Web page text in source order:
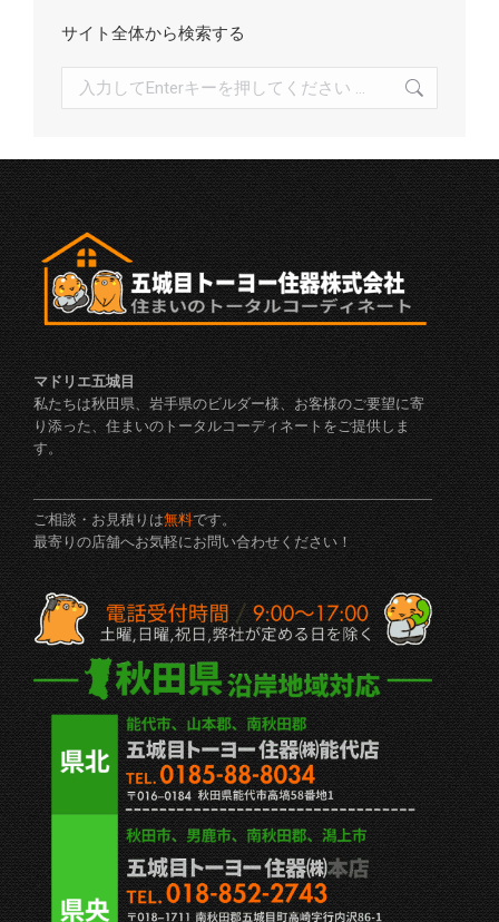
サイト全体から検索する
マドリエ五城目
私たちは秋田県、岩手県のビルダー様、お客様のご要望に寄
り添った、住まいのトータルコーディネートをご提供しま
す。
ご相談・お見積りは無料です。
最寄りの店舗へお気軽にお問い合わせください！